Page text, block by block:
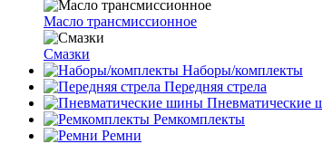
Масло трансмиссионное
Смазки
Наборы/комплекты
Передняя стрела
Пневматические
Ремкомплекты
Ремни